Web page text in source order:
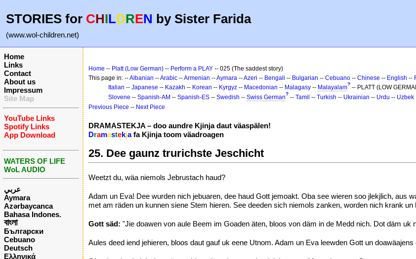
STORIES for CHILDREN by Sister Farida
(www.wol-children.net)
Home
Links
Contact
About us
Impressum
Site Map
YouTube Links
Spotify Links
App Download
WATERS OF LIFE
WoL AUDIO
عربي
Aymara
Azərbaycanca
Bahasa Indones.
বাংলা
Български
Cebuano
Deutsch
Ελληνικά
Home -- Platt (Low German) -- Perform a PLAY -- 025 (The saddest story)
This page in: --Albanian --Arabic --Armenian --Aymara --Azeri -- Bengali -- Bulgarian -- Cebuano -- Chinese -- English --
Italian -- Japanese -- Kazakh -- Korean -- Kyrgyz -- Macedonian -- Malagasy -- Malayalam? -- PLATT (LOW
Slovene -- Spanish-AM -- Spanish-ES -- Swedish -- Swiss German? -- Tamil -- Turkish -- Ukrainian -- Urdu -- Uzbek
Previous Piece -- Next Piece
DRAMASTEKJA – doo aundre Kjinja daut väaspälen!
Dramastekjafa Kjinja toom väadroagen
25. Dee gaunz trurichste Jeschicht
Weetzt du, wäa niemols Jebrustach haud?
Adam un Eva! Dee wurden nich jebuaren, dee haud Gott jemoakt. Oba see wieren soo jlekjlich, aus
met am räden un kunnen siene Stem hieren. See deeden sich niemols zanken, worden nich krank
Gott säd: "Jie doawen von aule Beem im Goaden äten, bloos von däm in de Medd nich. Dot däm uk
Aules deed iend jehieren, bloos daut gauf uk eene Utnom. Adam un Eva leewden Gott un